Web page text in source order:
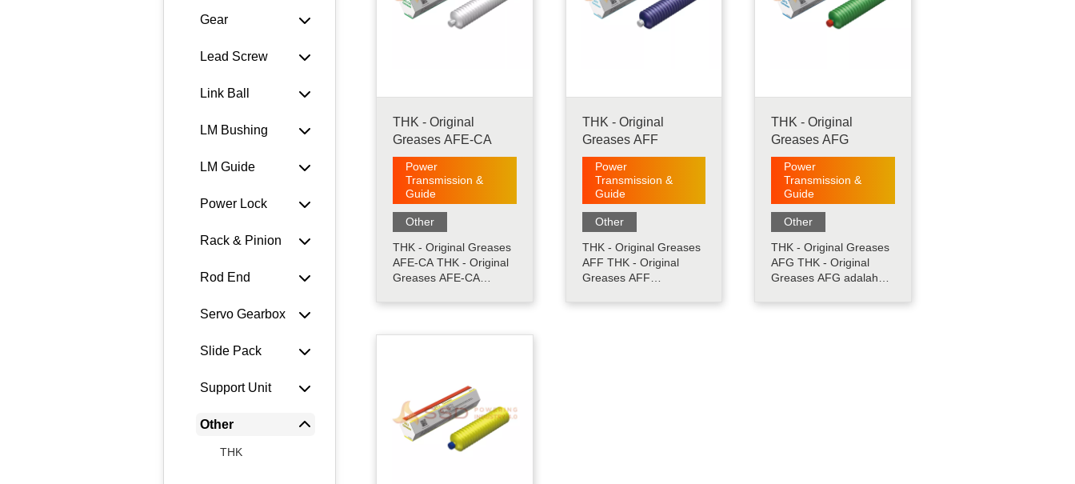
Gear
Lead Screw
Link Ball
LM Bushing
LM Guide
Power Lock
Rack & Pinion
Rod End
Servo Gearbox
Slide Pack
Support Unit
Other
THK
stabilitas.....
oli dasar......
THK - Original
Greases AFE-CA
Power
Transmission &
Guide
Other
THK - Original Greases
AFE-CA THK - Original
Greases AFE-CA
sebagai enchanter
sintetis bermutu tinggi
generatif debu rendah
dan karenanya
memberikan minyak
yang coco.....
THK - Original
Greases AFF
Power
Transmission &
Guide
Other
THK - Original Greases
AFF THK - Original
Greases AFF
sintetis berkualitas
THK - Original
Greases AFG
Power
Transmission &
Guide
Other
THK - Original Greases
AFG THK - Original
Greases AFG adalah
untuk Ball Screw yang